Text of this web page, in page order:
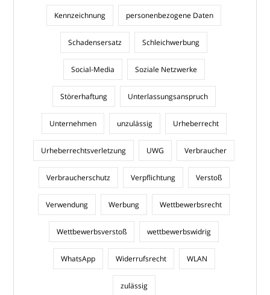
Kennzeichnung personenbezogene Daten
Schadensersatz Schleichwerbung
Social-Media Soziale Netzwerke
Störerhaftung Unterlassungsanspruch
Unternehmen unzulässig Urheberrecht
Urheberrechtsverletzung UWG Verbraucher
Verbraucherschutz Verpflichtung Verstoß
Verwendung Werbung Wettbewerbsrecht
Wettbewerbsverstoß wettbewerbswidrig
WhatsApp Widerrufsrecht WLAN
zulässig